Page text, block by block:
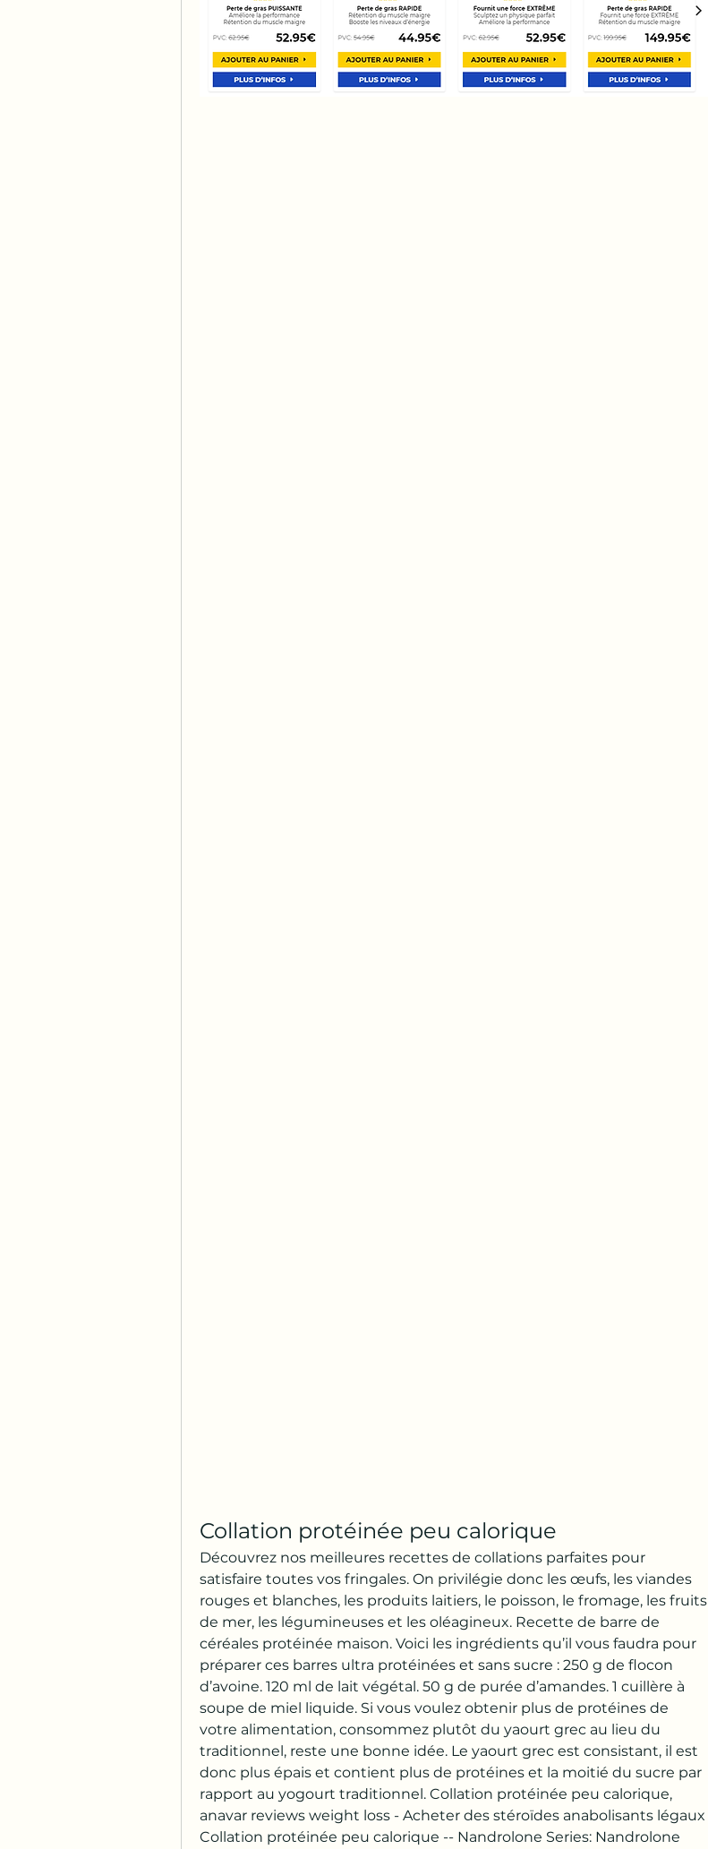
Collation protéinée peu calorique
Découvrez nos meilleures recettes de collations parfaites pour
satisfaire toutes vos fringales. On privilégie donc les œufs, les viandes
rouges et blanches, les produits laitiers, le poisson, le fromage, les fruits
de mer, les légumineuses et les oléagineux. Recette de barre de
céréales protéinée maison. Voici les ingrédients qu’il vous faudra pour
préparer ces barres ultra protéinées et sans sucre : 250 g de flocon
d’avoine. 120 ml de lait végétal. 50 g de purée d’amandes. 1 cuillère à
soupe de miel liquide. Si vous voulez obtenir plus de protéines de
votre alimentation, consommez plutôt du yaourt grec au lieu du
traditionnel, reste une bonne idée. Le yaourt grec est consistant, il est
donc plus épais et contient plus de protéines et la moitié du sucre par
rapport au yogourt traditionnel. Collation protéinée peu calorique,
anavar reviews weight loss - Acheter des stéroïdes anabolisants légaux
Collation protéinée peu calorique -- Nandrolone Series: Nandrolone